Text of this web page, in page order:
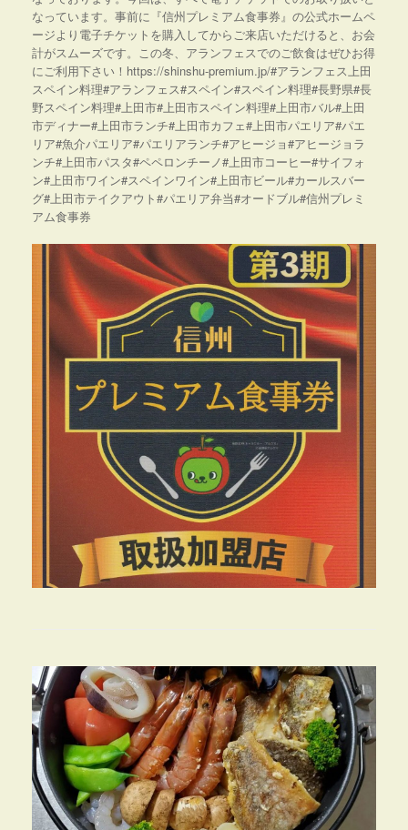
なっています。事前に『信州プレミアム食事券』の公式ホームペ
ージより電子チケットを購入してからご来店いただけると、お会
計がスムーズです。この冬、アランフェスでのご飲食はぜひお得
にご利用下さい！https://shinshu-premium.jp/#アランフェス上田
スペイン料理#アランフェス#スペイン#スペイン料理#長野県#長
野スペイン料理#上田市#上田市スペイン料理#上田市バル#上田
市ディナー#上田市ランチ#上田市カフェ#上田市パエリア#パエ
リア#魚介パエリア#パエリアランチ#アヒージョ#アヒージョラ
ンチ#上田市パスタ#ペペロンチーノ#上田市コーヒー#サイフォ
ン#上田市ワイン#スペインワイン#上田市ビール#カールスバー
グ#上田市テイクアウト#パエリア弁当#オードブル#信州プレミ
アム食事券